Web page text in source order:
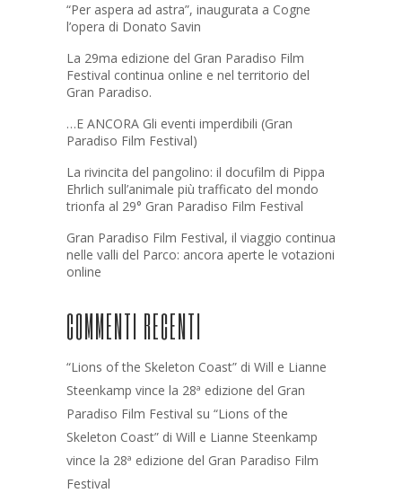
“Per aspera ad astra”, inaugurata a Cogne
l’opera di Donato Savin
La 29ma edizione del Gran Paradiso Film
Festival continua online e nel territorio del
Gran Paradiso.
…E ANCORA Gli eventi imperdibili (Gran
Paradiso Film Festival)
La rivincita del pangolino: il docufilm di Pippa
Ehrlich sull’animale più trafficato del mondo
trionfa al 29° Gran Paradiso Film Festival
Gran Paradiso Film Festival, il viaggio continua
nelle valli del Parco: ancora aperte le votazioni
online
COMMENTI RECENTI
“Lions of the Skeleton Coast” di Will e Lianne
Steenkamp vince la 28ª edizione del Gran
Paradiso Film Festival su “Lions of the
Skeleton Coast” di Will e Lianne Steenkamp
vince la 28ª edizione del Gran Paradiso Film
Festival